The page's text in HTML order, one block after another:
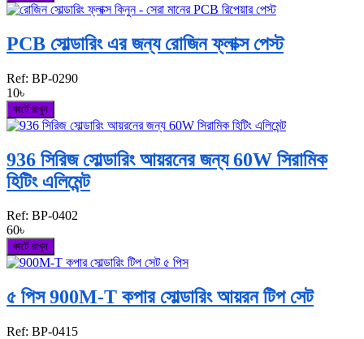
PCB সোল্ডারিং এর জন্য রোজিন ফ্লাক্স পেস্ট
Ref: BP-0290
10৳
কার্টে রাখুন
936 সিরিজ সোল্ডারিং আয়রনের জন্য 60W সিরামিক
হিটিং এলিমেন্ট
Ref: BP-0402
60৳
কার্টে রাখুন
৫ পিস 900M-T কপার সোল্ডারিং আয়রন টিপ সেট
Ref: BP-0415